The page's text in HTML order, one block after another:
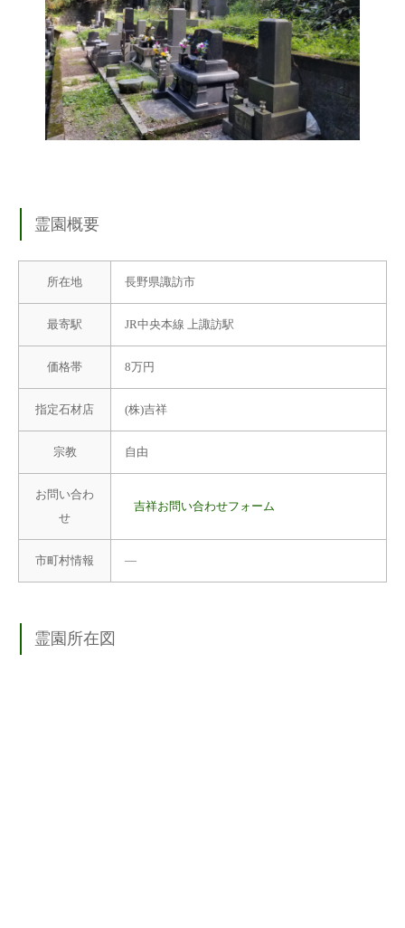
霊園概要
所在地 長野県諏訪市
最寄駅 JR中央本線 上諏訪駅
価格帯 8万円
指定石材店 (株)吉祥
宗教 自由
お問い合わ
せ
吉祥お問い合わせフォーム
市町村情報 ―
霊園所在図